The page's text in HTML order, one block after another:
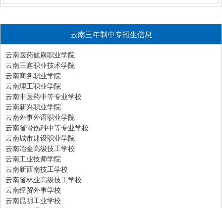
云南三年制中专招生信息
云南医药健康职业学院
云南三鑫职业技术学院
云南商务职业学院
云南理工职业学院
云南中医药中等专业学校
云南新兴职业学院
云南外事外语职业学院
云南省骨伤科中等专业学校
云南城市建设职业学院
云南冶金高级技工学校
云南工业技师学院
云南新西南技工学校
云南省林业高级技工学校
云南经贸外事学校
云南昆明工业学校